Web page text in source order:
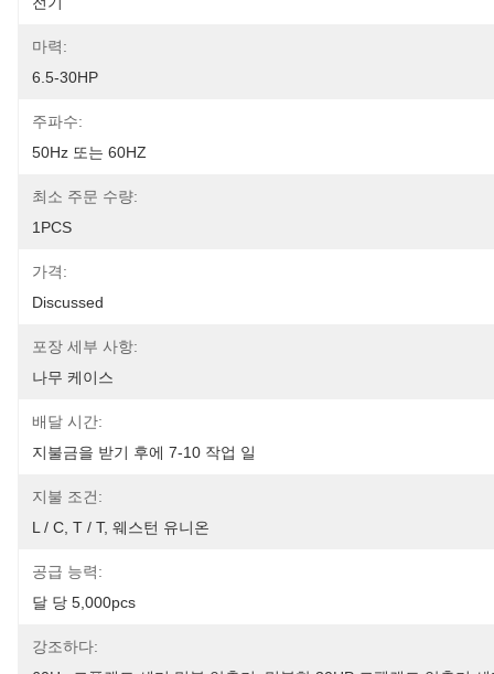
마력:
6.5-30HP
주파수:
50Hz 또는 60HZ
최소 주문 수량:
1PCS
가격:
Discussed
포장 세부 사항:
나무 케이스
배달 시간:
지불금을 받기 후에 7-10 작업 일
지불 조건:
L / C, T / T, 웨스턴 유니온
공급 능력:
달 당 5,000pcs
강조하다: